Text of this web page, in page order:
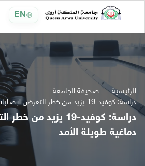
EN
الرئيسية صحيفة الجامعة
دراسة: كوفيد-19 يزيد من خطر التعرض لإصابات دماغية طويلة الأمد
دراسة: كوفيد-19 يزيد
دماغية طويلة الأمد